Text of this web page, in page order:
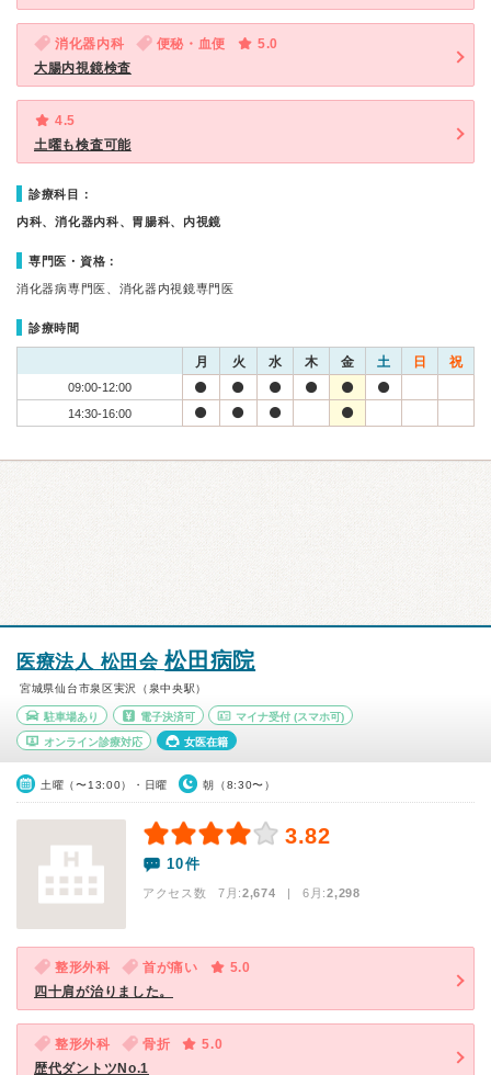
消化器内科 便秘・血便
5.0
大腸内視鏡検査
4.5
土曜も検査可能
診療科目：
内科、消化器内科、胃腸科、内視鏡
専門医・資格：
消化器病専門医、消化器内視鏡専門医
診療時間
月 火 水 木 金 土 日 祝
09:00-12:00
14:30-16:00
医療法人 松田会松田病院
宮城県仙台市泉区実沢（泉中央駅）
駐車場あり 電子決済可 マイナ受付 (スマホ可)
オンライン診療対応 女医在籍
土曜（〜13:00）・日曜 朝（8:30〜）
3.82
10件
アクセス数 7月:2,674 | 6月:2,298
整形外科 首が痛い
5.0
四十肩が治りました。
整形外科 骨折
5.0
歴代ダントツNo.1